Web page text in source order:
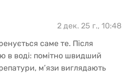
2 дек. 25 г., 10:48
саме те. Після
в воді: помітно швидший
м’язи виглядають